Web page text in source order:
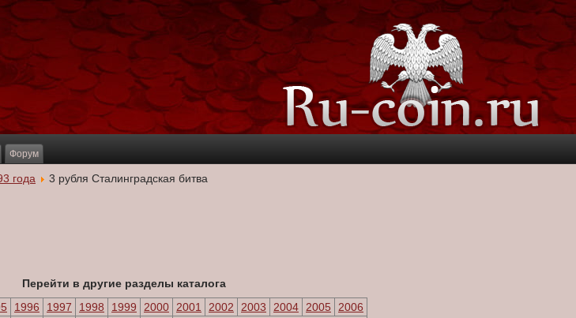
Форум
года 3 рубля Сталинградская битва
Перейти в другие разделы каталога
1996 1997 1998 1999 2000 2001 2002 2003 2004 2005
2006